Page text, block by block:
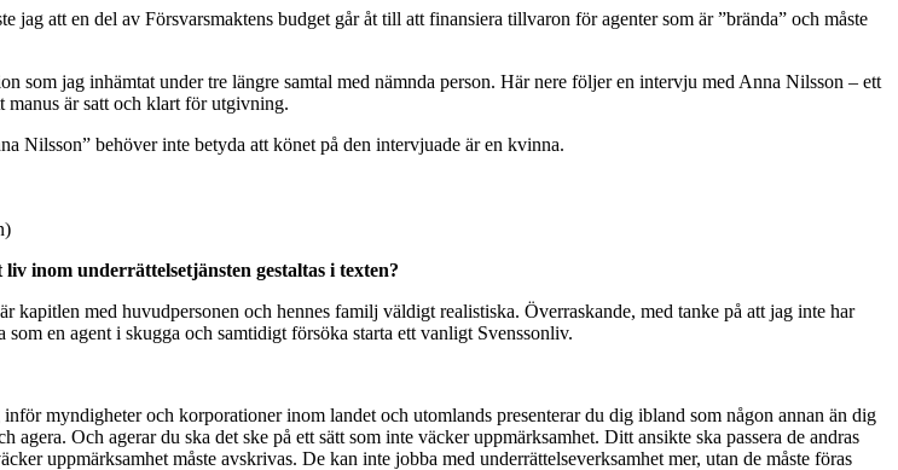
att en del av Försvarsmaktens budget går åt till att finansiera tillvaron för agenter som är ”brända” och måste
jag inhämtat under tre längre samtal med nämnda person. Här nere följer en intervju med Anna Nilsson – ett
manus är satt och klart för utgivning.
Nilsson” behöver inte betyda att könet på den intervjuade är en kvinna.
inom underrättelsetjänsten gestaltas i texten?
med huvudpersonen och hennes familj väldigt realistiska. Överraskande, med tanke på att jag inte har
en agent i skugga och samtidigt försöka starta ett vanligt Svenssonliv.
myndigheter och korporationer inom landet och utomlands presenterar du dig ibland som någon annan än dig
Och agerar du ska det ske på ett sätt som inte väcker uppmärksamhet. Ditt ansikte ska passera de andras
uppmärksamhet måste avskrivas. De kan inte jobba med underrättelseverksamhet mer, utan de måste föras